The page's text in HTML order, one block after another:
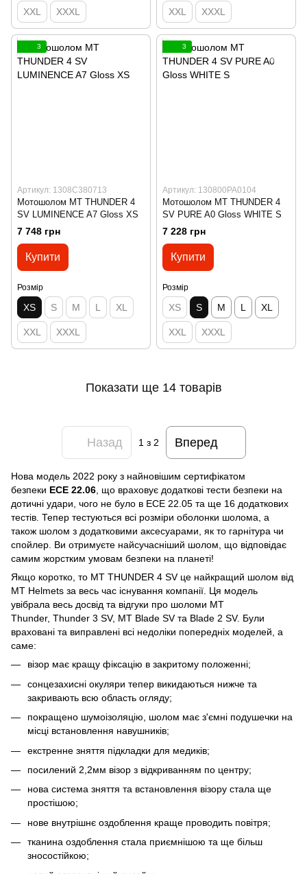
XXL XXXL XXL XXXL
3
Артикул: 1308C380713
Мотошолом MT THUNDER 4
SV LUMINENCE A7 Gloss XS
7 748 грн
Купити
Розмір
XS S M L XL
XXL XXXL
3
Артикул: 130800PA0104
Мотошолом MT THUNDER 4
SV PURE A0 Gloss WHITE S
7 228 грн
Купити
Розмір
XS S M L XL
XXL XXXL
Показати ще 14 товарів
Назад 1з 2 Вперед
Нова модель 2022 року з найновішим сертифікатом
безпеки ECE 22.06, що враховує додаткові тести безпеки на
дотичні удари, чого не було в ECE 22.05 та ще 16 додаткових
тестів. Тепер тестуються всі розміри оболонки шолома, а
також шолом з додатковими аксесуарами, як то гарнітура чи
спойлер. Ви отримуєте найсучасніший шолом, що відповідає
самим жорстким умовам безпеки на планеті!
Якщо коротко, то MT THUNDER 4 SV це найкращий шолом від
MT Helmets за весь час існування компанії. Ця модель
увібрала весь досвід та відгуки про шоломи MT
Thunder, Thunder 3 SV, MT Blade SV та Blade 2 SV. Були
враховані та виправлені всі недоліки попередніх моделей, а
саме:
візор має кращу фіксацію в закритому положенні;
сонцезахисні окуляри тепер викидаються нижче та
закривають всю область огляду;
покращено шумоізоляцію, шолом має з'ємні подушечки на
місці встановлення навушників;
екстренне зняття підкладки для медиків;
посилений 2,2мм візор з відкриванням по центру;
нова система зняття та встановлення візору стала ще
простішою;
нове внутрішнє оздоблення краще проводить повітря;
тканина оздоблення стала приємнішою та ще більш
зносостійкою;